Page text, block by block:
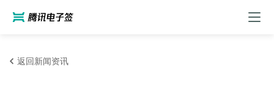
返回新闻资讯